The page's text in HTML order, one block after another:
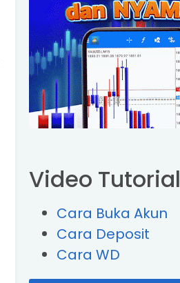
Video Tutorial
Cara Buka Akun
Cara Deposit
Cara WD